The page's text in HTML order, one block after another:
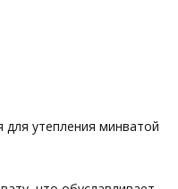
утепления минватой